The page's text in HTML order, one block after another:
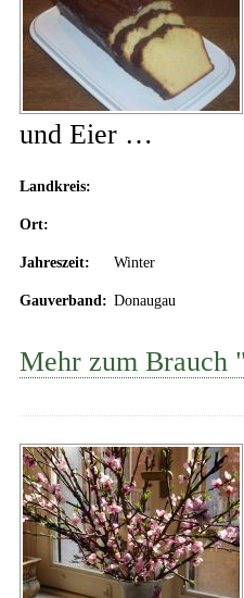
und Eier …
Landkreis:
Ort:
Jahreszeit: Winter
Gauverband: Donaugau
Mehr zum Brauch